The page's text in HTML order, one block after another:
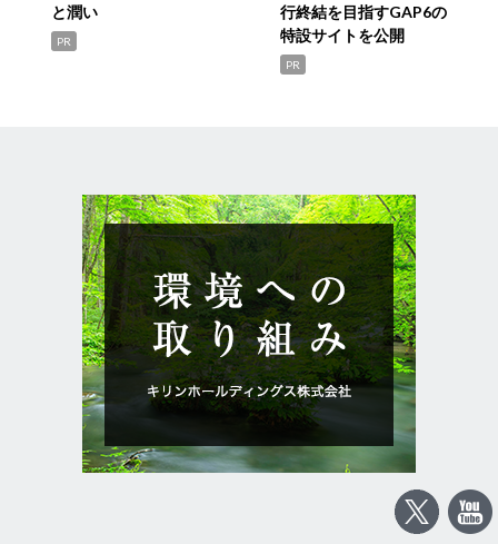
と潤い
PR
行終結を目指すGAP6の
特設サイトを公開
PR